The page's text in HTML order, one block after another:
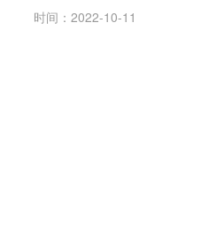
时间：2022-10-11